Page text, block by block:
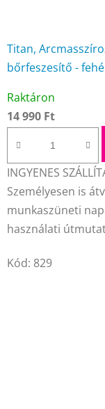
Titan,
bőrfeszesítő -
termék
átlagos
értékelése
5-
ből
4,2
csillag.
Raktáron
14 990 Ft
INGYENES
Személyesen is
munkaszüneti
használati
Kód: 829